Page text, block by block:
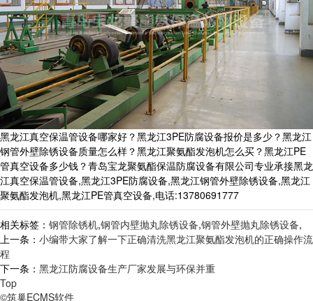
黑龙江真空保温管设备哪家好？黑龙江3PE防腐设备报价是多少？黑龙江
钢管外壁除锈设备质量怎么样？黑龙江聚氨酯发泡机怎么买？黑龙江PE
管真空设备多少钱？青岛宝龙聚氨酯保温防腐设备有限公司专业承接黑龙
江真空保温管设备,黑龙江3PE防腐设备,黑龙江钢管外壁除锈设备,黑龙江
聚氨酯发泡机,黑龙江PE管真空设备,电话:13780691777
相关标签： 钢管除锈机,钢管内壁抛丸除锈设备,钢管外壁抛丸除锈设备,
上一条： 小编带大家了解一下正确清洗黑龙江聚氨酯发泡机的正确操作流
程
下一条： 黑龙江防腐设备生产厂家发展与环保并重
Top
©筑巢ECMS软件